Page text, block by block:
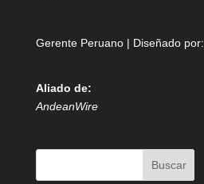
Gerente Peruano | Diseñado por:
Aliado de:
AndeanWire